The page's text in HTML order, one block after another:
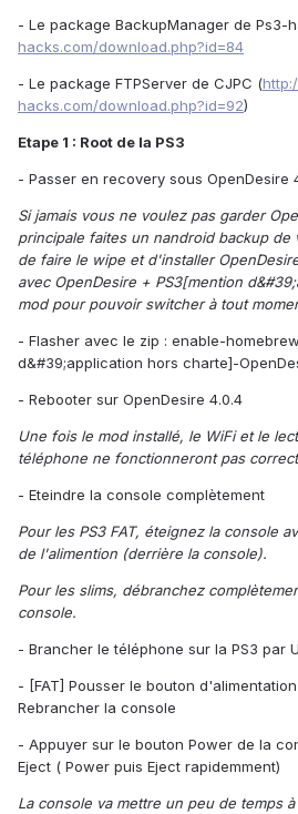
- Le package BackupManager de Ps3-
hacks.com/download.php?id=84
- Le package FTPServer de CJPC (
hacks.com/download.php?id=92)
Etape 1 : Root de la PS3
- Passer en recovery sous OpenDesire
Si jamais vous ne voulez pas garder
principale faites un nandroid backup de
de faire le wipe et d'installer
avec OpenDesire + PS3[mention
mod pour pouvoir switcher à tout
- Flasher avec le zip : enable-
d&#39;application hors charte]-
- Rebooter sur OpenDesire 4.0.4
Une fois le mod installé, le WiFi et le
téléphone ne fonctionneront pas
- Eteindre la console complètement
Pour les PS3 FAT, éteignez la console
de l'alimention (derrière la console).
Pour les slims, débranchez
console.
- Brancher le téléphone sur la PS3 par
- [FAT] Pousser le bouton
Rebrancher la console
- Appuyer sur le bouton Power de la
Eject ( Power puis Eject rapidemment)
La console va mettre un peu de temps